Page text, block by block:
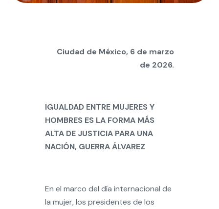
Ciudad de México, 6 de marzo
de 2026.
IGUALDAD ENTRE MUJERES Y
HOMBRES ES LA FORMA MÁS
ALTA DE JUSTICIA PARA UNA
NACIÓN, GUERRA ÁLVAREZ
En el marco del día internacional de
la mujer, los presidentes de los